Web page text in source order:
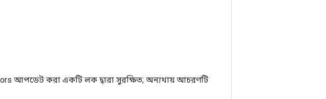
আপডেট করা একটি লক দ্বারা সুরক্ষিত; অন্যথায় আচরণটি